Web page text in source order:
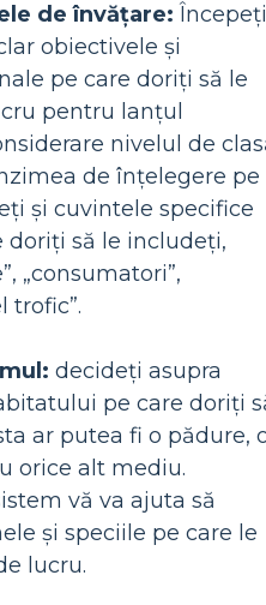
de învățare: Începeți
obiectivele și
pe care doriți să le
pentru lanțul
nivelul de
de înțelegere pe
și cuvintele specifice
doriți să le includeți,
„consumatori”,
trofic”.
decideți asupra
pe care doriți
ar putea fi o pădure,
orice alt mediu.
vă va ajuta să
și speciile pe care le
lucru.